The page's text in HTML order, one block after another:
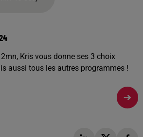
Kris vous donne ses 3 choix
aussi tous les autres programmes !